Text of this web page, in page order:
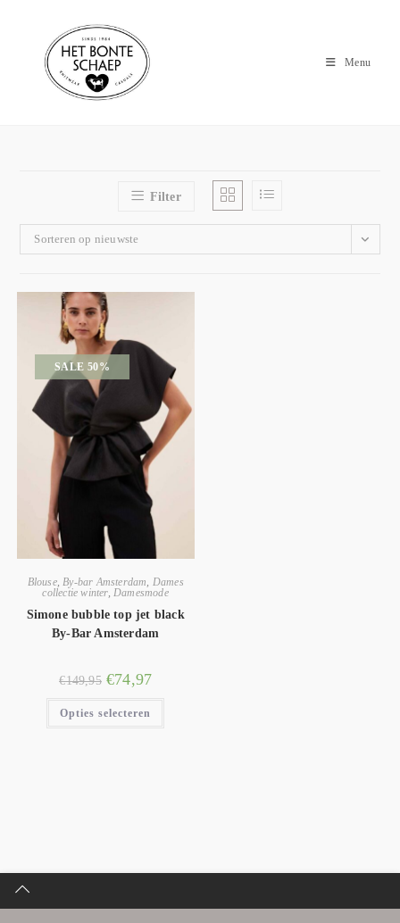
Menu
Filter
Sorteren op nieuwste
SALE 50%
Blouse, By-bar Amsterdam
Dames
collectie winter, Damesmode
Simone bubble top jet black
By-Bar Amsterdam
€149,95 €74,97
Opties selecteren